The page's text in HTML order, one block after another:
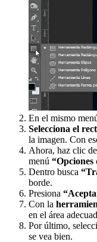
En el mismo
Selecciona el
la imagen. Con
Ahora, haz clic
menú “Opciones
Dentro busca
borde.
Presiona
Con la
en el área
Por último,
se vea bien.